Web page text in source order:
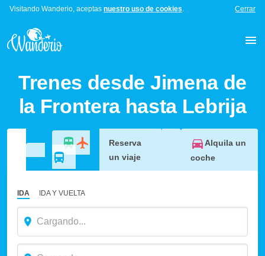
Visitando Wanderio, aceptas nuestro uso de cookies. Cerrar
Trenes desde Jimena de
la Frontera hasta Lebrija
Reserva
un viaje
Alquila un
coche
IDA IDA Y VUELTA